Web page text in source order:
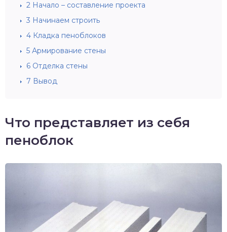
2 Начало – составление проекта
3 Начинаем строить
4 Кладка пеноблоков
5 Армирование стены
6 Отделка стены
7 Вывод
Что представляет из себя
пеноблок